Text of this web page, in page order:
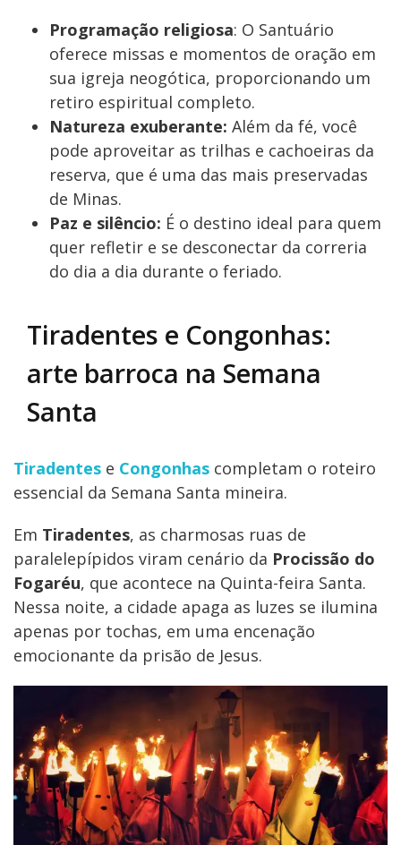
Programação religiosa: O Santuário
oferece missas e momentos de oração em
sua igreja neogótica, proporcionando um
retiro espiritual completo.
Natureza exuberante: Além da fé, você
pode aproveitar as trilhas e cachoeiras da
reserva, que é uma das mais preservadas
de Minas.
Paz e silêncio: É o destino ideal para quem
quer refletir e se desconectar da correria
do dia a dia durante o feriado.
Tiradentes e Congonhas:
arte barroca na Semana
Santa
Tiradentes e Congonhas completam o roteiro
essencial da Semana Santa mineira.
Em Tiradentes, as charmosas ruas de
paralelepípidos viram cenário da Procissão do
Fogaréu, que acontece na Quinta-feira Santa.
Nessa noite, a cidade apaga as luzes se ilumina
apenas por tochas, em uma encenação
emocionante da prisão de Jesus.